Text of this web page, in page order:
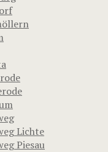
Lichte
Piesau